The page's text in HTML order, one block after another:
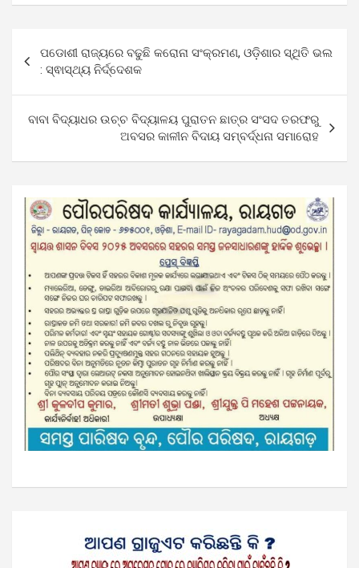
navigation
ପଡୋଶୀ ରାଜ୍ୟରେ ବଢୁଛି କରୋନା ସଂକ୍ରମଣ, ଓଡ଼ିଶାର ସ୍ଥିତି ଭଲ
: ସ୍ଵାସ୍ଥ୍ୟ ନିର୍ଦ୍ଦେଶକ
ବାବା ବିଦ୍ୟାଧର ଉଚ୍ଚ ବିଦ୍ୟାଳୟ ପୁରାତନ ଛାତ୍ର ସଂସଦ ତରଫରୁ
ଅବସର କାଳୀନ ବିଦାୟ ସମ୍ବର୍ଦ୍ଧନା ସମାରୋହ